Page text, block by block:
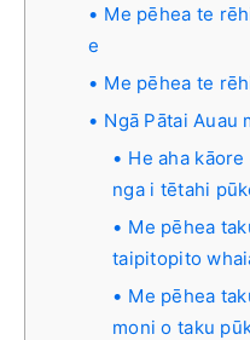
Me pēhea te
e
Me pēhea te
Ngā Pātai Auau
He aha
nga i tētahi
Me pēhea
taipitopito
Me pēhea
moni o taku